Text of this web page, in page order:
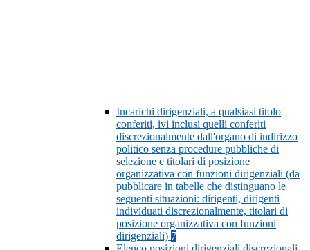
Incarichi dirigenziali, a qualsiasi titolo
conferiti, ivi inclusi quelli conferiti
discrezionalmente dall'organo di indirizzo
politico senza procedure pubbliche di
selezione e titolari di posizione
organizzativa con funzioni dirigenziali (da
pubblicare in tabelle che distinguano le
seguenti situazioni: dirigenti, dirigenti
individuati discrezionalmente, titolari di
posizione organizzativa con funzioni
dirigenziali) 7